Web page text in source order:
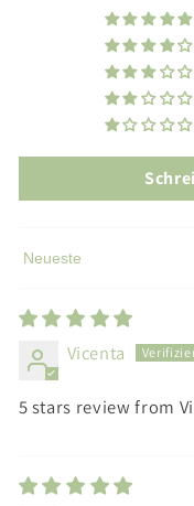
Sort by
Vicenta
5 stars review from